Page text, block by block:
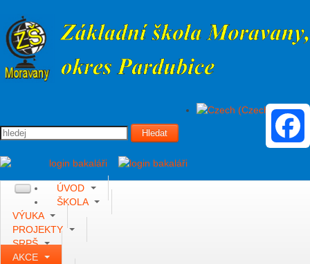
Vyhledávání Hledat
ÚVOD
ŠKOLA
VÝUKA
PROJEKTY
SRPŠ
AKCE